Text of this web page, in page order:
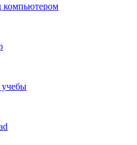
компьютером
учебы